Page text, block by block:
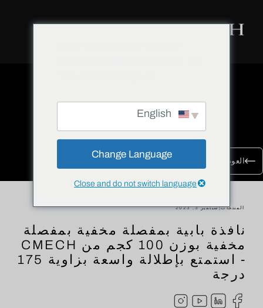
العودة إلى جميع المدونات
المنتجات|سبتمبر 3, 2023
نافذة بابية بمفصلة مخفية بمفصلة
مخفية بوزن 100 كجم من CMECH
- استمتع بإطلالة واسعة بزاوية 175
درجة
Change Language
Close and do not switch language